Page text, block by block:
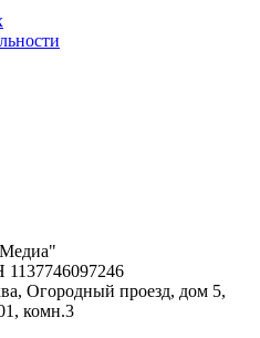
Огородный проезд, дом 5,
комн.3